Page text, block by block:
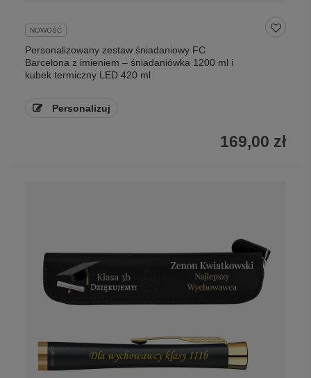
NOWOŚĆ
Personalizowany zestaw śniadaniowy FC
Barcelona z imieniem – śniadaniówka 1200 ml i
kubek termiczny LED 420 ml
Personalizuj
169,00 zł